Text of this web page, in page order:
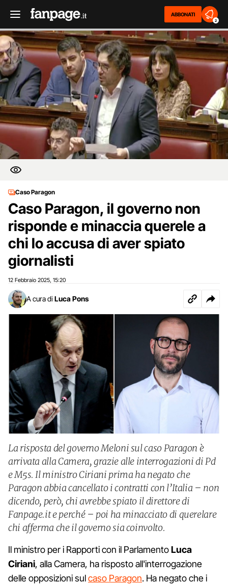
ABBONATI
2
Caso Paragon
Caso Paragon, il governo non
risponde e minaccia querele a
chi lo accusa di aver spiato
giornalisti
12 Febbraio 2025 15:20
A cura di Luca Pons
La risposta del governo Meloni sul caso Paragon è
arrivata alla Camera, grazie alle interrogazioni di Pd
e M5s. Il ministro Ciriani prima ha negato che
Paragon abbia cancellato i contratti con l’Italia – non
dicendo, però, chi avrebbe spiato il direttore di
Fanpage.it e perché – poi ha minacciato di querelare
chi afferma che il governo sia coinvolto.
Il ministro per i Rapporti con il ParlamentoLuca
Ciriani, alla Camera, ha risposto all'interrogazione
delle opposizioni sulcaso Paragon. Ha negato che i